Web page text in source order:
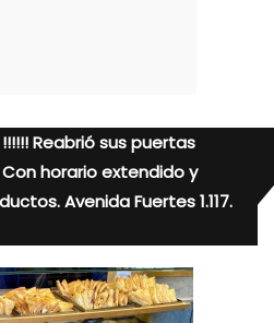
!!!!!! Reabrió sus puertas
horario extendido y
Avenida Fuertes 1.117.